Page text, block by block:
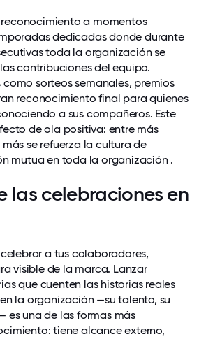
a momentos
dedicadas donde durante
toda la organización se
contribuciones del equipo.
sorteos semanales, premios
reconocimiento final para quienes
a sus compañeros. Este
de ola positiva: entre más
se refuerza la cultura de
mutua en toda la organización .
las celebraciones en
a tus colaboradores,
visible de la marca. Lanzar
que cuenten las historias reales
la organización —su talento, su
es una de las formas más
tiene alcance externo,